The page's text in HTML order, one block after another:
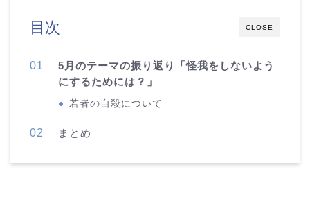
CLOSE
目次
5月のテーマの振り返り「怪我をしないよう
にするためには？」
若者の自殺について
まとめ